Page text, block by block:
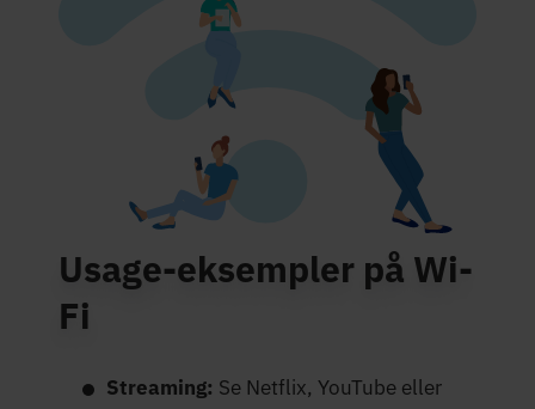
Usage-eksempler på Wi-
Fi
Streaming: Se Netflix, YouTube eller